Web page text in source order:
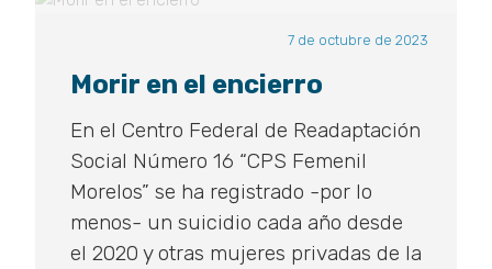
7 de octubre de 2023
Morir en el encierro
En el Centro Federal de Readaptación
Social Número 16 “CPS Femenil
Morelos” se ha registrado -por lo
menos- un suicidio cada año desde
el 2020 y otras mujeres privadas de la